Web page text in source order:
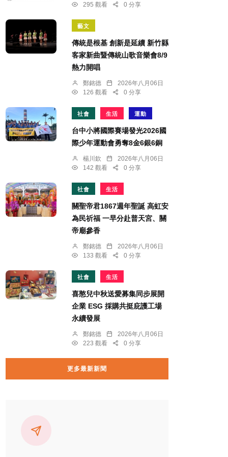
295 觀看
0 分享
藝文
傳統是根基 創新是延續 新竹縣
客家新曲暨傳統山歌音樂會8/9
熱力開唱
鄭銘德
2026年八月06日
126 觀看
0 分享
社會 生活 運動
台中小將國際賽場發光2026國
際少年運動會勇奪8金6銀6銅
楊川欽
2026年八月06日
142 觀看
0 分享
社會 生活
關聖帝君1867週年聖誕 高虹安
為民祈福 一早分赴普天宮、關
帝廟參香
鄭銘德
2026年八月06日
133 觀看
0 分享
社會 生活
喜憨兒中秋送愛募集同步展開
企業 ESG 採購共挺庇護工場
永續發展
鄭銘德
2026年八月06日
223 觀看
0 分享
更多最新新聞